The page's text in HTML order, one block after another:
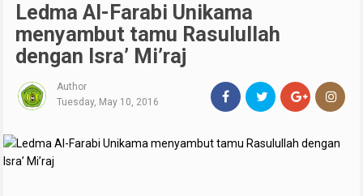
Ledma Al-Farabi Unikama
menyambut tamu Rasulullah
dengan Isra’ Mi’raj
Author
Tuesday, May 10, 2016